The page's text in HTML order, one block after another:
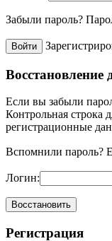
Забыли пароль?
Восстановление
Если вы забыли
Контрольная строка
регистрационные
Вспомнили пароль?
Логин:
Регистрация